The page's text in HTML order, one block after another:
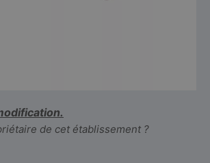
de cet établissement ?